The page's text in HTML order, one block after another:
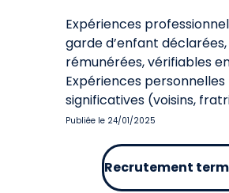
Expériences
garde d’enfant déclarées,
rémunérées, vérifiables
Expériences personnelles
significatives (voisins,
Publiée le 24/01/2025
Recrutement